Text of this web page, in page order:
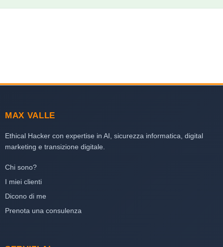
MAX VALLE
Ethical Hacker con expertise in AI, sicurezza informatica, digital
marketing e transizione digitale.
Chi sono?
I miei clienti
Dicono di me
Prenota una consulenza